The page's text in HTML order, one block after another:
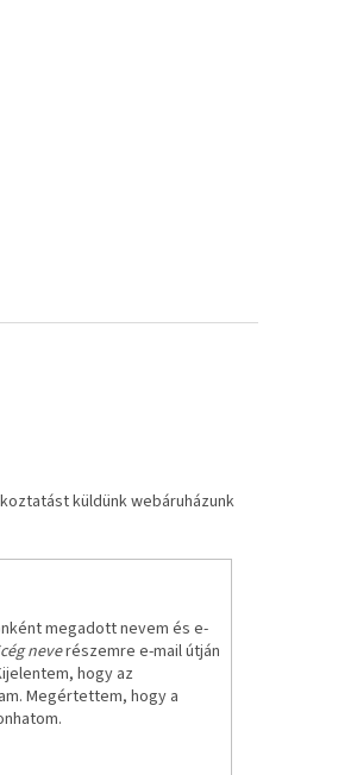
küldünk webáruházunk
megadott nevem és e-
neverészemre e-mail útján
hogy az
Megértettem, hogy a